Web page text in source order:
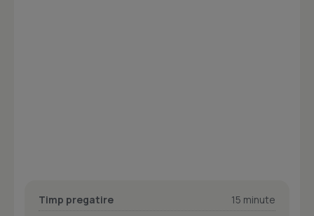
Timp pregatire
15 minute